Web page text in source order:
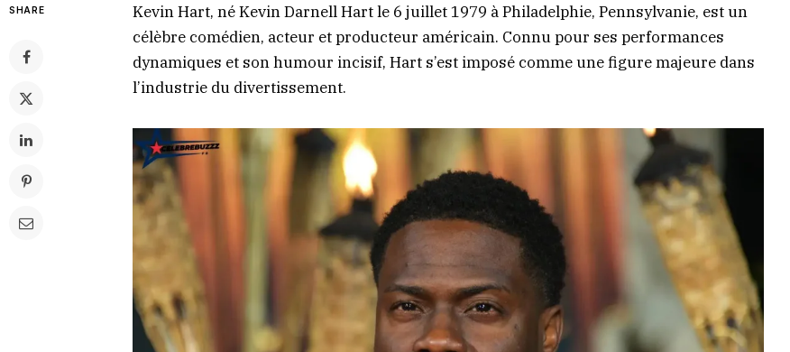
SHARE
Kevin Hart, né Kevin Darnell Hart le 6 juillet 1979 à Philadelphie, Pennsylvanie, est un
célèbre comédien, acteur et producteur américain. Connu pour ses performances
dynamiques et son humour incisif, Hart s’est imposé comme une figure majeure dans
l’industrie du divertissement.